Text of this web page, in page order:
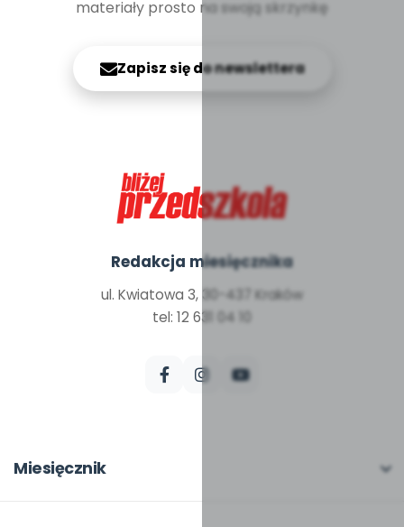
materiały prosto na swoją skrzynkę
Zapisz się do newslettera
Redakcja miesięcznika
ul. Kwiatowa 3, 30-437 Kraków
tel: 12 631 04 10
Miesięcznik